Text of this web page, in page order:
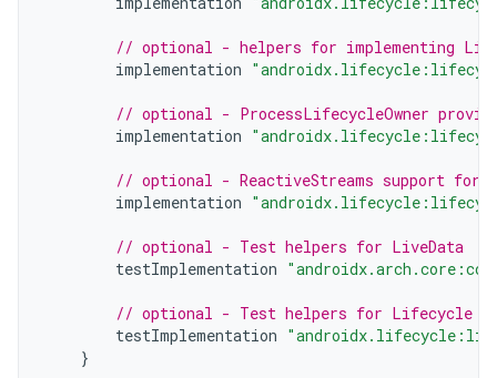
// optional - helpers for implementing
implementation
// optional - ProcessLifecycleOwner
implementation
// optional - ReactiveStreams support for
implementation
// optional - Test helpers for LiveData
testImplementation
// optional - Test helpers for Lifecycle
testImplementation
}